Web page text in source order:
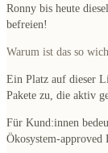
Ronny bis heute
befreien!
Warum ist das so
Ein Platz auf dieser
Pakete zu, die aktiv
Für Kund:innen
Ökosystem-approved